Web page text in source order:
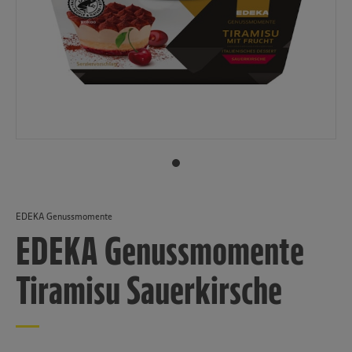
EDEKA Genussmomente
EDEKA Genussmomente
Tiramisu Sauerkirsche